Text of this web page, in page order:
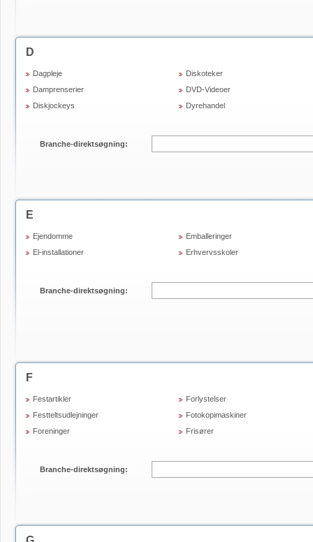
D
Dagpleje
Damprenserier
Diskjockeys
Diskoteker
DVD-Videoer
Dyrehandel
Branche-direktsøgning:
E
Ejendomme
El-installationer
Emballeringer
Erhvervsskoler
Branche-direktsøgning:
F
Festartikler
Festteltsudlejninger
Foreninger
Forlystelser
Fotokopimaskiner
Frisører
Branche-direktsøgning: